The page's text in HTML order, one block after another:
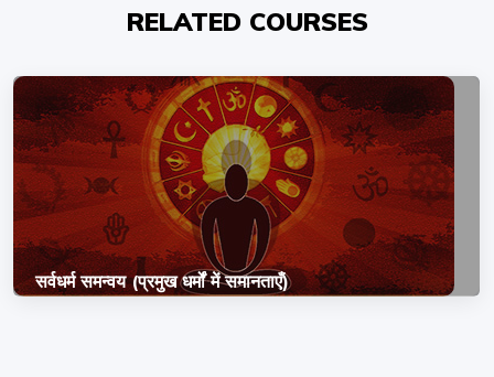
RELATED COURSES
सर्वधर्म समन्वय (प्रमुख धर्मों में समानताएँ)